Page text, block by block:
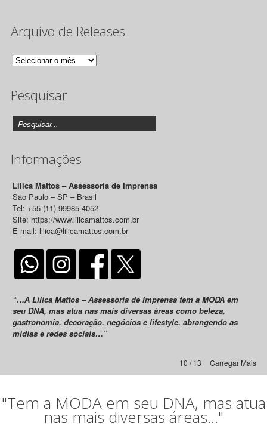
Arquivo de Releases
Arquivo
Releases
Pesquisar
Informações
Lilica Mattos – Assessoria de Imprensa
São Paulo – SP – Brasil
Tel: +55 (11) 99985-4052
Site: https://www.lilicamattos.com.br
E-mail: lilica@lilicamattos.com.br
“…A Lilica Mattos – Assessoria de Imprensa tem a MODA em
seu DNA, mas atua nas mais diversas áreas como beleza,
gastronomia, decoração, negócios e lifestyle, abrangendo as
mídias e redes sociais…”
Carregar Mais
10 / 13
"Tem a MODA em seu DNA, mas atua
nas mais diversas áreas..."